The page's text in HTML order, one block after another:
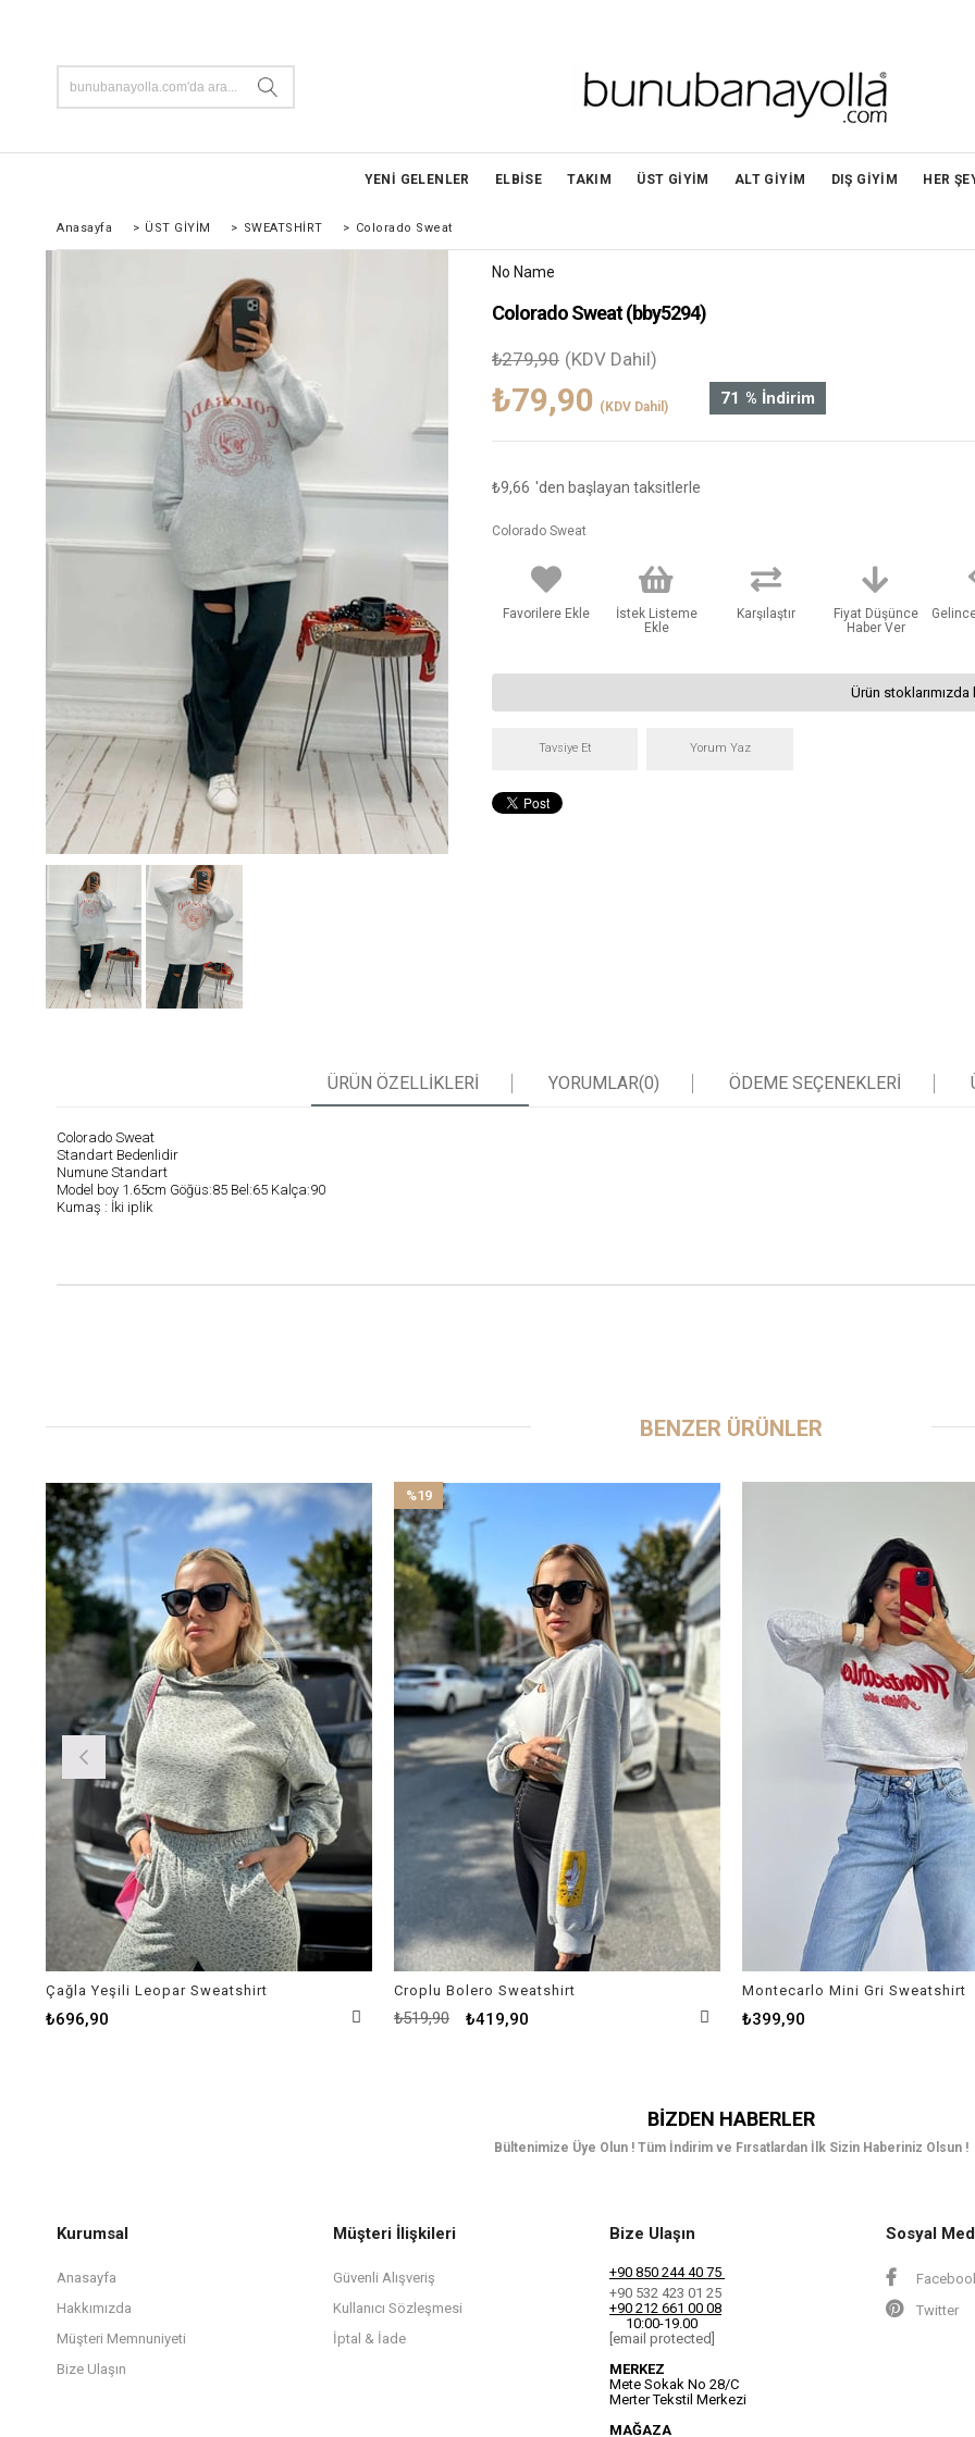
YENİ GELENLER ELBİSE TAKIM ÜST GİYİM ALT GİYİM DIŞ GİYİM HER
Anasayfa > ÜST GİYİM > SWEATSHİRT > Colorado Sweat
No Name
Colorado Sweat(bby5294)
%
71 İndirim
₺279,90 (KDV Dahil)
₺79,90 (KDV Dahil)
₺9,66 'den başlayan taksitlerle
Colorado Sweat
Favorilere Ekle
İstek Listeme
Ekle
Karşılaştır
Fiyat Düşünce
Haber Ver
Ürün stoklarımızda
Tavsiye Et Yorum Yaz
ÜRÜN ÖZELLIKLERI YORUMLAR(0) ÖDEME SEÇENEKLERI
Colorado Sweat
Standart Bedenlidir
Numune Standart
Model boy 1.65cm Göğüs:85 Bel:65 Kalça:90
Kumaş : İki iplik
BENZER ÜRÜNLER
Çağla Yeşili Leopar Sweatshirt
₺696,90
Croplu Bolero Sweatshirt
₺419,90
₺519,90
%19
İndirim
%19İndirim
Montecarlo Mini Gri Sweatshirt
₺399,90
BIZDEN HABERLER
Bültenimize Üye Olun ! Tüm İndirim ve Fırsatlardan İlk Sizin Haberiniz Olsun !
Kurumsal
Anasayfa
Hakkımızda
Müşteri Memnuniyeti
Bize Ulaşın
Müşteri İlişkileri
Güvenli Alışveriş
Kullanıcı Sözleşmesi
İptal & İade
Bize Ulaşın
+90 850 244 40 75
+90 532 423 01 25
+90 212 661 00 08
10:00-19.00
[email protected]
MERKEZ
Mete Sokak No 28/C
Merter Tekstil Merkezi
MAĞAZA
Sosyal
Twitter